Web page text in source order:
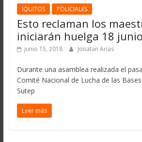
IQUITOS POLICIALES
Esto reclaman los
iniciarán huelga 18
junio 15, 2018 Jonatan Arias
Durante una asamblea realizada el
Comité Nacional de Lucha de las
Sutep
Leer más